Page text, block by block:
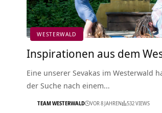
WESTERWALD
Inspirationen aus dem
Eine unserer Sevakas im Westerwald
der Suche nach einem…
TEAM WESTERWALD VOR 8 JAHREN 532 VIEWS